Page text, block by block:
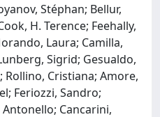
Stéphan; Bellur,
H. Terence; Feehally,
Laura; Camilla,
Sigrid; Gesualdo,
Rollino, Cristiana; Amore,
Feriozzi, Sandro;
Cancarini,